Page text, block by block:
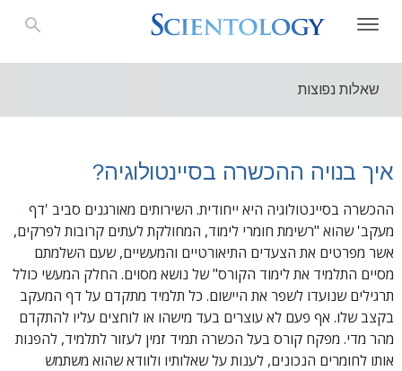
שאלות נפוצות
איך בנויה ההכשרה בסיינטולוגיה?
ההכשרה בסיינטולוגיה היא ייחודית. השירותים מאורגנים סביב 'דף
מעקב' שהוא "רשימת חומרי לימוד, המחולקת לעתים קרובות לפרקים,
אשר מפרטים את הצעדים התיאורטיים והמעשיים, שעם השלמתם
מסיים התלמיד את לימוד הקורס" של נושא מסוים. החלק המעשי כולל
תרגילים שנועדו לשפר את היישום. כל תלמיד מתקדם על דף המעקב
בקצב שלו. אף פעם לא עוצרים בעד מישהו או לוחצים עליו להתקדם
מהר מדי. מפקח קורס בעל הכשרה תמיד זמין לעזור לתלמיד, להפנות
אותו לחומרים הנכונים, לענות על שאלותיו ולוודא שהוא משתמש